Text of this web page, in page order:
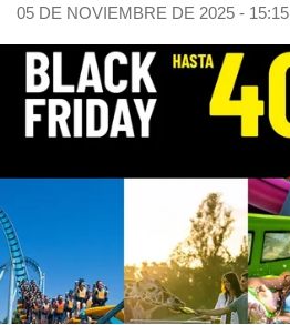
05 DE NOVIEMBRE DE 2025 - 15:15